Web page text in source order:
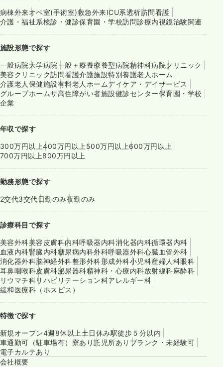
病棟外来オペ室(手術室)救急外来ICU系透析訪問看護
介護・福祉系検診・健診保育園・学校訪問診療内視鏡治験関連
施設形態で探す
一般病院大学病院一般＋療養療養型病院精神科病院クリニック
美容クリニック訪問看護介護施設特別養護老人ホーム
介護老人保健施設有料老人ホームデイケア・デイサービス
グループホームサ高住障がい者施設健診センター保育園・学校
企業
年収で探す
300万円以上400万円以上 500万円以上600万円以上
700万円以上800万円以上
勤務形態で探す
2交代3交代日勤のみ夜勤のみ
診療科目で探す
美容外科美容皮膚科内科呼吸器内科消化器内科循環器内科
血液内科腎臓内科糖尿病内科外科呼吸器外科心臓血管外科
消化器外科脳神経外科整形外科形成外科小児科産婦人科眼科
耳鼻咽喉科皮膚科泌尿器科精神科・心療内科放射線科麻酔科
リウマチ科リハビリテーション科アレルギー科
緩和医療科（ホスピス）
特徴で探す
新規オープン4週8休以上 土日休み駅徒歩５分以内
車通勤可（駐車場有） 寮あり託児所あり ブランク・未経験可
電子カルテあり
会社概要